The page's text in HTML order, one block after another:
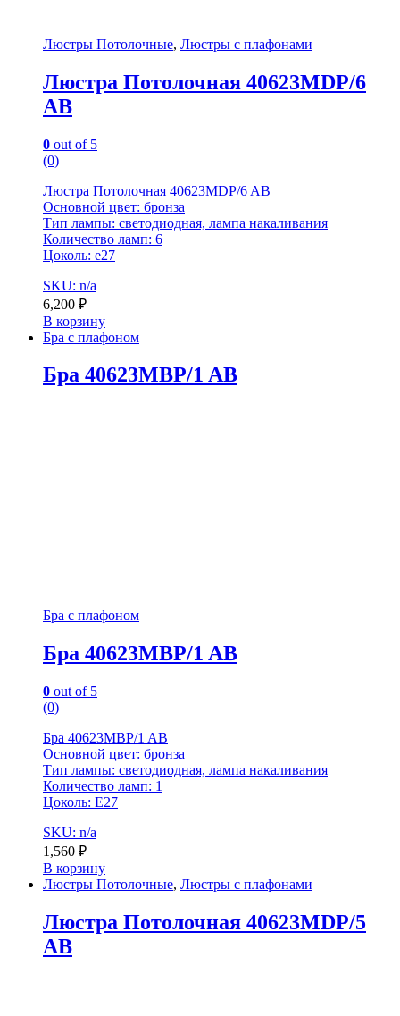
Люстры Потолочные, Люстры с плафонами
Люстра Потолочная 40623MDP/6
AB
0 out of 5
(0)
Люстра Потолочная 40623MDP/6 AB
Основной цвет: бронза
Тип лампы: светодиодная, лампа накаливания
Количество ламп: 6
Цоколь: e27
SKU: n/a
6,200 ₽
В корзину
Бра с плафоном
Бра 40623MBP/1 AB
Бра с плафоном
Бра 40623MBP/1 AB
0 out of 5
(0)
Бра 40623MBP/1 AB
Основной цвет: бронза
Тип лампы: светодиодная, лампа накаливания
Количество ламп: 1
Цоколь: Е27
SKU: n/a
1,560 ₽
В корзину
Люстры Потолочные, Люстры с плафонами
Люстра Потолочная 40623MDP/5
AB